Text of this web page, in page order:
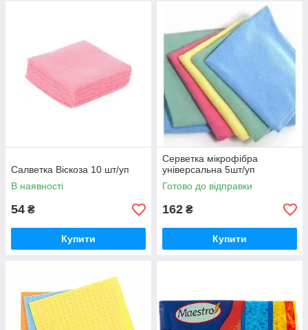
Салветка Віскоза 10 шт/уп
В наявності
54 ₴
Купити
Cерветка мікрофібра
універсальна 5шт/уп
Готово до відправки
162 ₴
Купити